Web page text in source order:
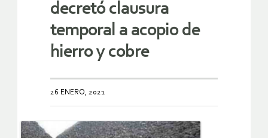
decretó clausura
temporal a acopio de
hierro y cobre
26 ENERO, 2021